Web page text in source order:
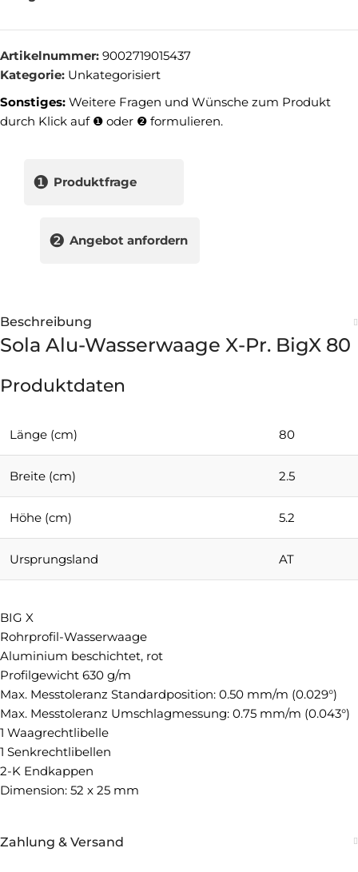
Artikelnummer: 9002719015437
Kategorie: Unkategorisiert
Sonstiges: Weitere Fragen und Wünsche zum Produkt
durch Klick auf ❶ oder ❷ formulieren.
❶ Produktfrage
❷ Angebot anfordern
Beschreibung
Sola Alu-Wasserwaage X-Pr. BigX 80
Produktdaten
Länge (cm) 80
Breite (cm) 2.5
Höhe (cm) 5.2
Ursprungsland AT
BIG X
Rohrprofil-Wasserwaage
Aluminium beschichtet, rot
Profilgewicht 630 g/m
Max. Messtoleranz Standardposition: 0.50 mm/m (0.029°)
Max. Messtoleranz Umschlagmessung: 0.75 mm/m (0.043°)
1 Waagrechtlibelle
1 Senkrechtlibellen
2-K Endkappen
Dimension: 52 x 25 mm
Zahlung & Versand